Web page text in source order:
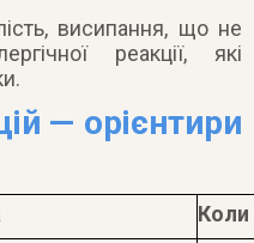
висипання, що не
реакції, які
— орієнтири
Коли